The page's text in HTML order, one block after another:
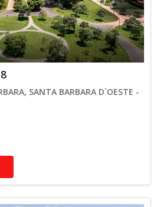
SANTA BARBARA D`OESTE -